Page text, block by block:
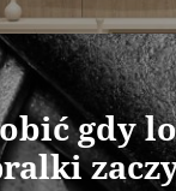
gdy